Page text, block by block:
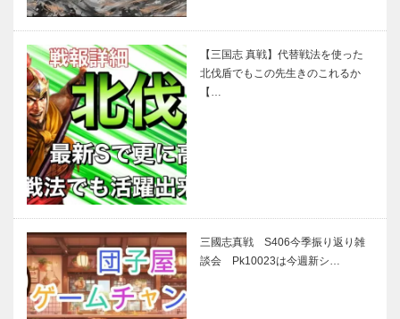
【三国志 真戦】代替戦法を使った
北伐盾でもこの先生きのこれるか
【…
三國志真戦 S406今季振り返り雑
談会 Pk10023は今週新シ…